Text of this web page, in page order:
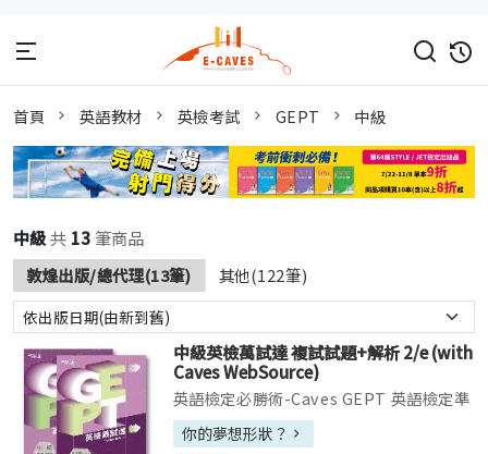
首頁 英語教材 英檢考試 GEPT 中級
中級共 13筆商品
敦煌出版/總代理(13筆) 其他(122筆)
中級英檢萬試達 複試試題+解析 2/e (with
Caves WebSource)
英語檢定必勝術-Caves GEPT 英語檢定準
備必勝術：閱讀高分過 、聽力高分過 、英
檢萬試達 、TOEIC主題字彙快易通 ▌試題
你的夢想形狀？